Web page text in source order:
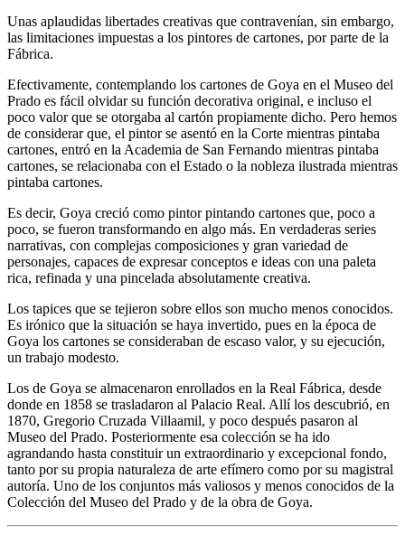
Unas aplaudidas libertades creativas que contravenían, sin embargo,
las limitaciones impuestas a los pintores de cartones, por parte de la
Fábrica.
Efectivamente, contemplando los cartones de Goya en el Museo del
Prado es fácil olvidar su función decorativa original, e incluso el
poco valor que se otorgaba al cartón propiamente dicho. Pero hemos
de considerar que, el pintor se asentó en la Corte mientras pintaba
cartones, entró en la Academia de San Fernando mientras pintaba
cartones, se relacionaba con el Estado o la nobleza ilustrada mientras
pintaba cartones.
Es decir, Goya creció como pintor pintando cartones que, poco a
poco, se fueron transformando en algo más. En verdaderas series
narrativas, con complejas composiciones y gran variedad de
personajes, capaces de expresar conceptos e ideas con una paleta
rica, refinada y una pincelada absolutamente creativa.
Los tapices que se tejieron sobre ellos son mucho menos conocidos.
Es irónico que la situación se haya invertido, pues en la época de
Goya los cartones se consideraban de escaso valor, y su ejecución,
un trabajo modesto.
Los de Goya se almacenaron enrollados en la Real Fábrica, desde
donde en 1858 se trasladaron al Palacio ­Real. Allí los descubrió, en
1870, Gregorio Cruzada Villaamil, y poco después pasaron al
Museo del Prado. Posteriormente esa colección se ha ido
agrandando hasta constituir un extraordinario y excepcional fondo,
tanto por su propia naturaleza de arte efímero como por su magistral
autoría. Uno de los conjuntos más valiosos y menos conocidos de la
Colección del Museo del Prado y de la obra de Goya.